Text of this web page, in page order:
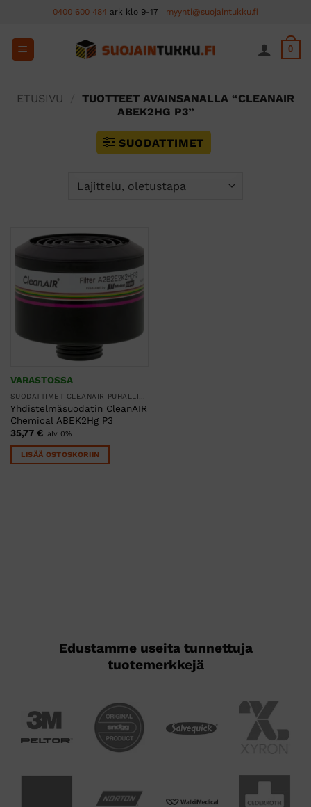
content
0400 600 484 ark klo 9-17 | myynti@suojaintukku.fi
0
ETUSIVU
TUOTTEET AVAINSANALLA “CLEANAIR
ABEK2HG P3”
SUODATTIMET
VARASTOSSA
Yhdistelmäsuodatin CleanAIR
Chemical ABEK2Hg P3
35,77 € alv 0%
LISÄÄ OSTOSKORIIN
Edustamme useita tunnettuja
tuotemerkkejä